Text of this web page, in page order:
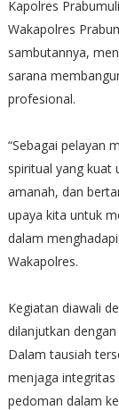
Kapolres
Wakapolres
sambutannya,
sarana
profesional.
“Sebagai pelayan
spiritual yang kuat
amanah, dan
upaya kita untuk
dalam
Wakapolres.
Kegiatan diawali
dilanjutkan
Dalam tausiah
menjaga integritas
pedoman dalam